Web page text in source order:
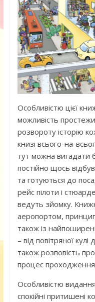
Особливістю цієї
можливість
розвороту історію
книзі всього-на-
тут можна вигадати
постійно щось
та готуються до
рейс пілоти і
ведуть зйомку.
аеропортом,
також із
– від повітряної
також розповість про
процес проходження
Особливістю
спокійні притишені